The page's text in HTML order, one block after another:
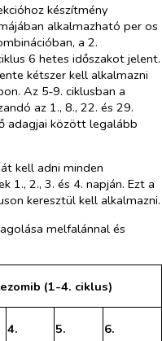
készítmény
alkalmazható per os
a 2.
6 hetes időszakot jelent.
kétszer kell alkalmazni
Az 5‑9. ciklusban a
az 1., 8., 22. és 29.
adagjai között legalább
kell adni minden
1., 2., 3. és 4. napján. Ezt a
keresztül kell alkalmazni.
melfalánnal és
(1-4. ciklus)
4. 5. 6.